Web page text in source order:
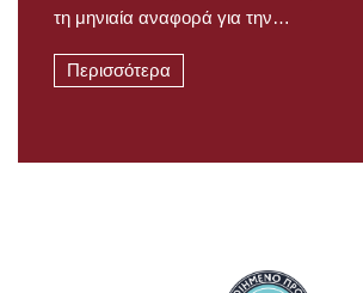
τη μηνιαία αναφορά για την…
Περισσότερα